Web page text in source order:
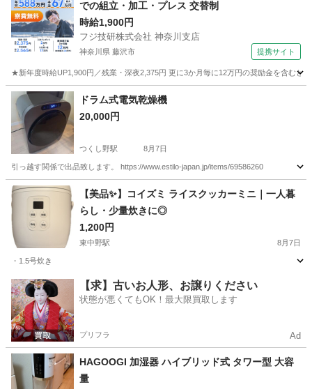
での組立・加工・プレス 交替制
時給1,900円
フジ技研株式会社 神奈川支店
神奈川県 藤沢市 提携サイト
★新年度時給UP1,900円／残業・深夜2,375円 更に3か月毎に12万円の奨励金を含む
神奈川 藤沢市 その他
ドラム式電気乾燥機
20,000円
つくし野駅 8月7日
引っ越す関係で出品致します。 https://www.estilo-japan.jp/items/69586260
東京 町田市 つくし野駅 生活家電
【美品✨】コイズミ ライスクッカーミニ｜一人暮
らし・少量炊きに◎
1,200円
東中野駅 8月7日
・1.5号炊き
東京 中野区 東中野駅 キッチン家電 コイズミ
【求】古いお人形、お譲りください
状態が悪くてもOK！最大限買取します
プリフラ Ad
HAGOOGI 加湿器 ハイブリッド式 タワー型 大容
量